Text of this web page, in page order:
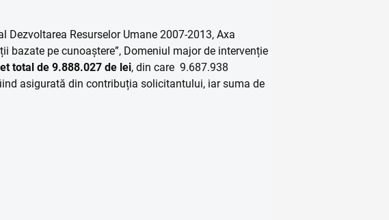
Resurselor Umane 2007-2013, Axa
bazate pe cunoaștere”, Domeniul major de intervenție
total de 9.888.027 de lei, din care 9.687.938
asigurată din contribuția solicitantului, iar suma de